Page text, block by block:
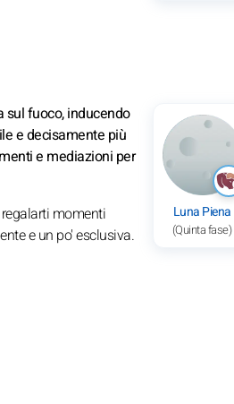
Luna Piena
(Quinta fase)
sul fuoco, inducendo
e decisamente più
e mediazioni per
momenti
e un po' esclusiva.